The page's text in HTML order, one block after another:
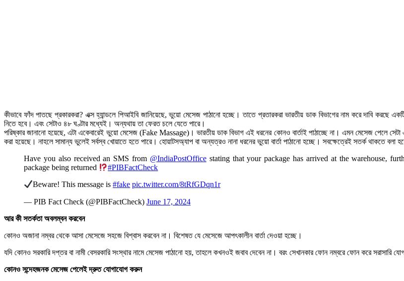
কীভাবে ফাঁদ পাতছে প্রকারকরা? এক্স হ্যান্ডলে পিআইবি জানিয়েছে, ভুয়ো মেসেজ পাঠানো হচ্ছে। তাতে প্রতারকরা ভারতীয় ডাক বিভাগের নাম করে দাবি করছে
নিতে হবে। এবং সেটাও ৪৮ ঘণ্টার মধ্যেই। অন্যথায় তা ফেরত চলে যেতে পারে।
পরিষ্কার জানানো হয়েছে, এটা একেবারেই ভুয়ো মেসেজ (Fake Massage)। ভারতীয় ডাক বিভাগ এই ধরনের কোনও বার্তাই পাঠাচ্ছে না। এমন মেসেজ পেলে
করা হয়েছে। নাহলে সামান্য ভুলেই সর্বস্ব খোয়াতে হতে পারে। হোয়াটসঅ্যাপ বা অন্যত্রও নানা ধরনের ভুয়ো বার্তা পাঠানো হচ্ছে। সবক্ষেত্রেই সতর্ক থাকতে বলা
Have you also received an SMS from @IndiaPostOfficestating that your package has arrived at the warehouse,
package being returned
#PIBFactCheck
Beware! This message is#fake pic.twitter.com/8tRfGDqn1r
— PIB Fact Check (@PIBFactCheck) June 17, 2024
আর কী সতর্কতা অবলম্বন করবেন
কোনও অজানা নম্বর থেকে আসা মেসেজে সহজে বিশ্বাস করবেন না। বিশেষত যে মেসেজে আপৎকালীন বার্তা দেওয়া হচ্ছে।
যদি কোনও সরকারি দপ্তর বা নামী বেসরকারি সংস্থার নামে মেসেজ পাঠানো হয়, তাহলে কখনওই জবাব দেবেন না। বরং সেখানকার ফোন নম্বরে ফোন করে সরাসারি
কোনও সন্দেহজনক মেসেজ পেলেই দ্রুত যোগাযোগ করুন